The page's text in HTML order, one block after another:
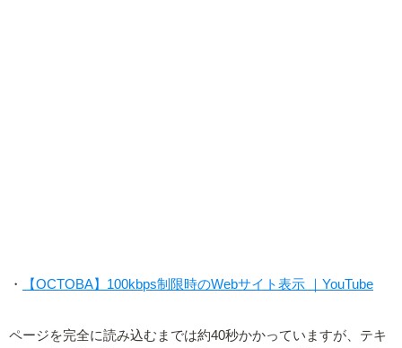
・ 【OCTOBA】100kbps制限時のWebサイト表示 ｜YouTube
ページを完全に読み込むまでは約40秒かかっていますが、テキ